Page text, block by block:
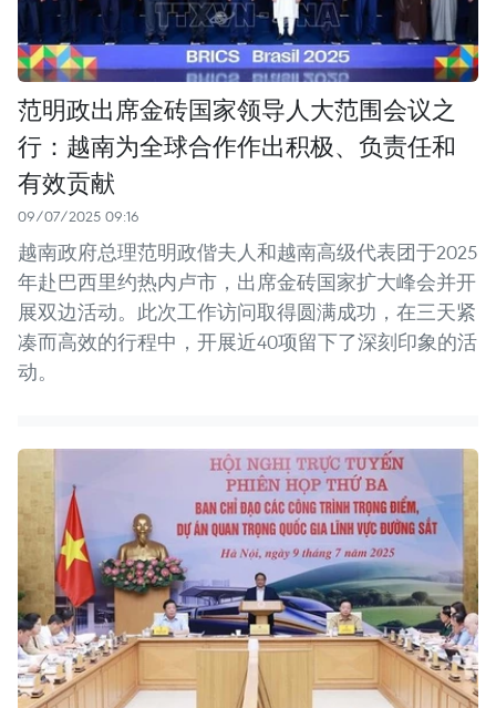
范明政出席金砖国家领导人大范围会议之
行：越南为全球合作作出积极、负责任和
有效贡献
09/07/2025 09:16
越南政府总理范明政偕夫人和越南高级代表团于2025
年赴巴西里约热内卢市，出席金砖国家扩大峰会并开
展双边活动。此次工作访问取得圆满成功，在三天紧
凑而高效的行程中，开展近40项留下了深刻印象的活
动。